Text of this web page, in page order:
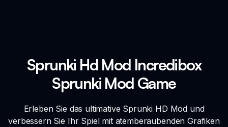
Sprunki Hd Mod Incredibox
Sprunki Mod Game
Erleben Sie das ultimative Sprunki HD Mod und
verbessern Sie Ihr Spiel mit atemberaubenden Grafiken